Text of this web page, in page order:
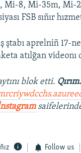
Mi-8, Mi-35m, Mi-
FSB sıñır
ştabı aprelniñ 17-
atılğan videonı
blok etti.
Follow us